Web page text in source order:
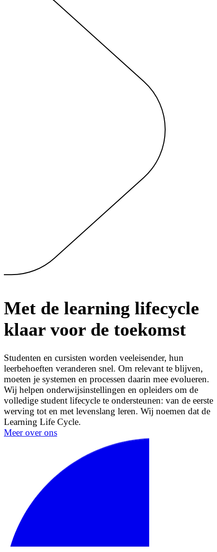
Met de learning lifecycle
klaar voor de toekomst
Studenten en cursisten worden veeleisender, hun
leerbehoeften veranderen snel. Om relevant te blijven,
moeten je systemen en processen daarin mee evolueren.
Wij helpen onderwijsinstellingen en opleiders om de
volledige student lifecycle te ondersteunen: van de eerste
werving tot en met levenslang leren. Wij noemen dat de
Learning Life Cycle.
Meer over ons